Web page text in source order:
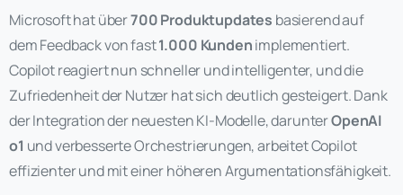
Microsoft hat über700 Produktupdates basierend auf
dem Feedback von fast1.000 Kundenimplementiert.
Copilot reagiert nun schneller und intelligenter, und die
Zufriedenheit der Nutzer hat sich deutlich gesteigert. Dank
der Integration der neuesten KI-Modelle, darunterOpenAI
o1 und verbesserte Orchestrierungen, arbeitet Copilot
effizienter und mit einer höheren Argumentationsfähigkeit.